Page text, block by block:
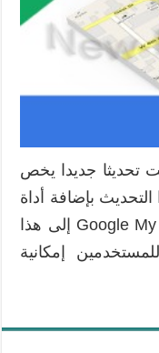
مباشرة
درايف
تحديثا جديدا يخص
بإضافة أداة
جوجل الخرائط المخصصة Google My Maps إلى هذا
إمكانية